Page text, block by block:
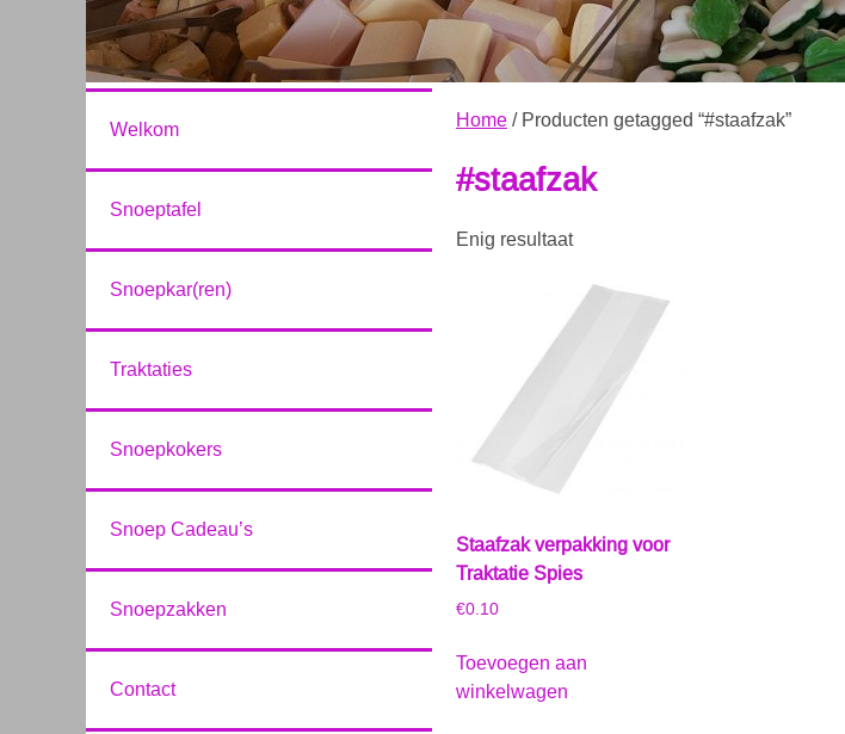
Home / Producten getagged “#staafzak”
#staafzak
Enig resultaat
Staafzak verpakking voor
Traktatie Spies
€0.10
Toevoegen aan
winkelwagen
Welkom
Snoeptafel
Snoepkar(ren)
Traktaties
Snoepkokers
Snoep Cadeau’s
Snoepzakken
Contact